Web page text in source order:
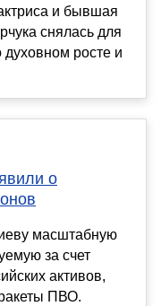
и бывшая
снялась для
духовном росте и
о
масштабную
за счет
активов,
ПВО.